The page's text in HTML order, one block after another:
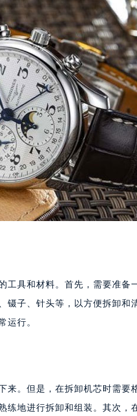
具和材料。首先，需要准备
镊子、针头等，以方便拆卸和
运行。
。但是，在拆卸机芯时需要
练地进行拆卸和组装。其次，